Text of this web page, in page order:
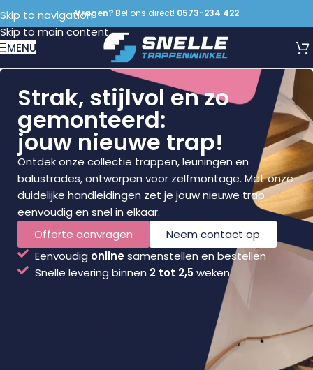
Skip to navigation
Skip to main content
Vragen? Bel ons direct! 0573-234 422
MENU
Strak, stijlvol en zo
gemonteerd:
jouw nieuwe trap!
Ontdek onze collectie trappen, leuningen en
balustrades, ontworpen voor zelfmontage. Met onze
duidelijke handleidingen zet je jouw nieuwe trap
eenvoudig en snel in elkaar.
Offerte aanvragen
Neem contact op
Eenvoudig onlinesamenstellen en bestellen
Snelle levering binnen 2 tot 2,5weken